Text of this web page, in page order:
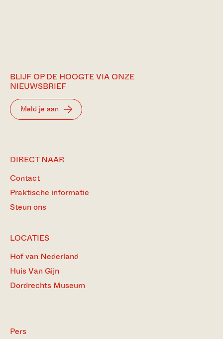
BLIJF OP DE HOOGTE VIA ONZE
NIEUWSBRIEF
Meld je aan
DIRECT NAAR
Contact
Praktische informatie
Steun ons
LOCATIES
Hof van Nederland
Huis Van Gijn
Dordrechts Museum
Pers